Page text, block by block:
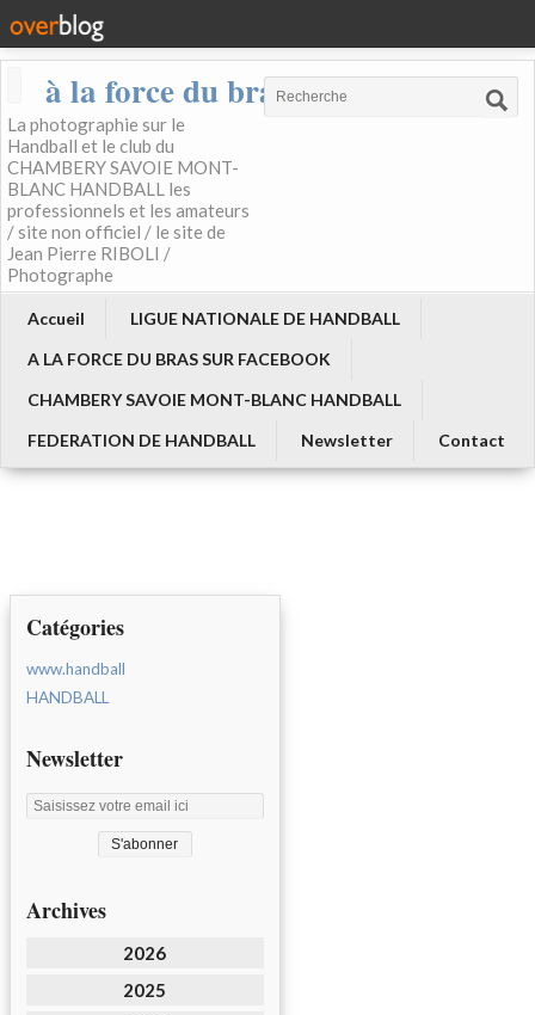
à la force du bras
La photographie sur le
Handball et le club du
CHAMBERY SAVOIE MONT-
BLANC HANDBALL les
professionnels et les amateurs
/ site non officiel / le site de
Jean Pierre RIBOLI /
Photographe
Accueil
LIGUE NATIONALE DE HANDBALL
A LA FORCE DU BRAS SUR FACEBOOK
CHAMBERY SAVOIE MONT-BLANC HANDBALL
FEDERATION DE HANDBALL
Newsletter Contact
Catégories
www.handball
HANDBALL
Newsletter
Archives
2026
2025